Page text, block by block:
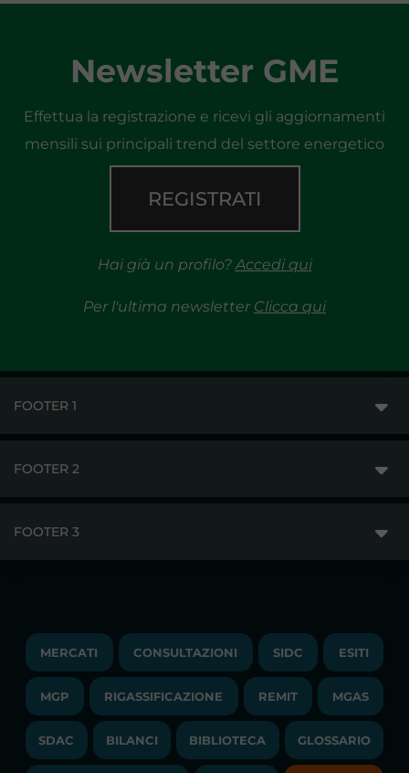
Newsletter GME
Effettua la registrazione e ricevi gli aggiornamenti
mensili sui principali trend del settore energetico
REGISTRATI
Hai già un profilo?Accedi qui
Per l'ultima newsletter Clicca qui
FOOTER 1
PUBBLICAZIONI
COMUNICATI/NEWS
NEWSLETTER
FOOTER 2
LAVORA CON NOI
BANDI DI GARA E CONTRATTI
SOCIETA' TRASPARENTE
FOOTER 3
TRAYPORT M. ELETTRICO
LIQUIDITY PROVIDERS
BIBLIOTECA
MERCATI CONSULTAZIONI SIDC ESITI
MGP RIGASSIFICAZIONE REMIT MGAS
SDAC BILANCI BIBLIOTECA GLOSSARIO